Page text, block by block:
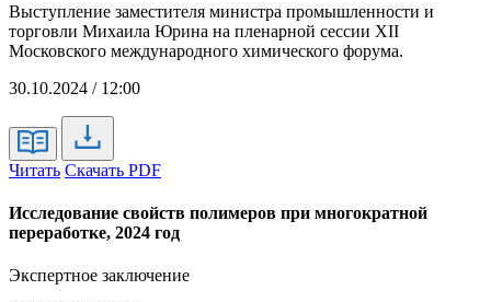
Выступление заместителя министра промышленности и
торговли Михаила Юрина на пленарной сессии XII
Московского международного химического форума.
30.10.2024 / 12:00
Читать Скачать PDF
Исследование свойств полимеров при многократной
переработке, 2024 год
Экспертное заключение